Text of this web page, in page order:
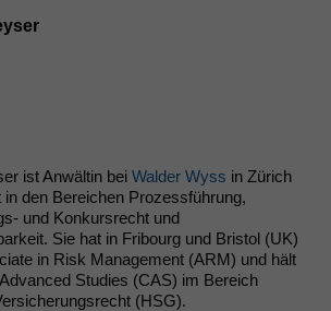
ist Anwältin bei Walder Wyss in Zürich
den Bereichen Prozessführung,
und Konkursrecht und
Sie hat in Fribourg und Bristol (UK)
in Risk Management (ARM) und hält
Studies (CAS) im Bereich
(HSG).